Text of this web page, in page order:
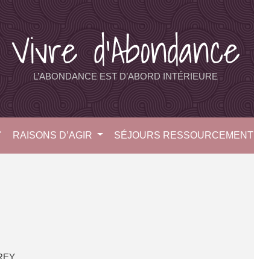
Vivre d’Abondance
L’ABONDANCE EST D’ABORD INTÉRIEURE
RAISONS D’AGIR SÉJOURS RESSOURCEMENT